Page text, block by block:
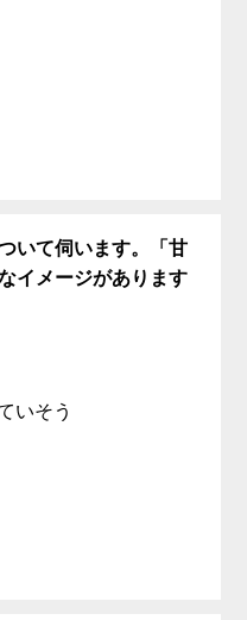
いて伺います。「甘
イメージがあります
いそう